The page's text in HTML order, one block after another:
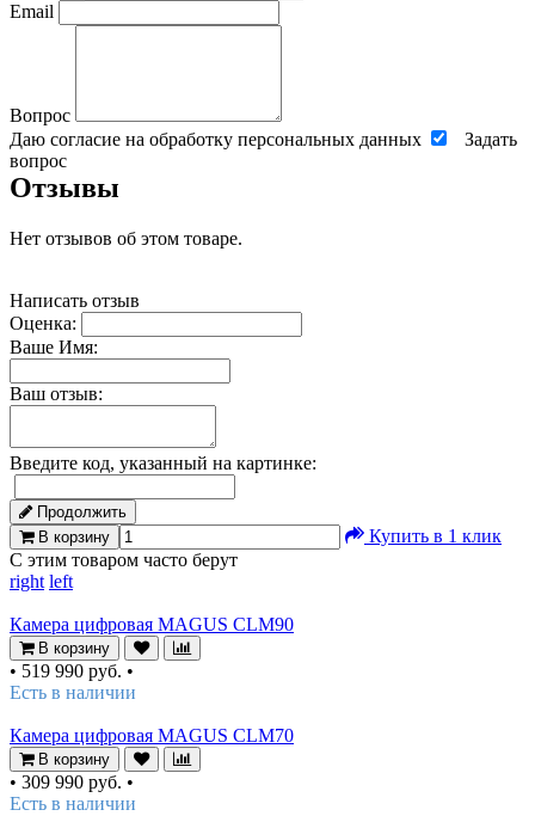
Email
Вопрос
Даю согласие на обработку персональных данных
Задать
вопрос
Отзывы
Нет отзывов об этом товаре.
Написать отзыв
Оценка:
Ваше Имя:
Ваш отзыв:
Введите код, указанный на картинке:
Продолжить
В корзину
Купить в 1 клик
С этим товаром часто берут
right left
Камера цифровая MAGUS CLM90
В корзину
• 519 990 руб. •
Есть в наличии
Камера цифровая MAGUS CLM70
В корзину
• 309 990 руб. •
Есть в наличии